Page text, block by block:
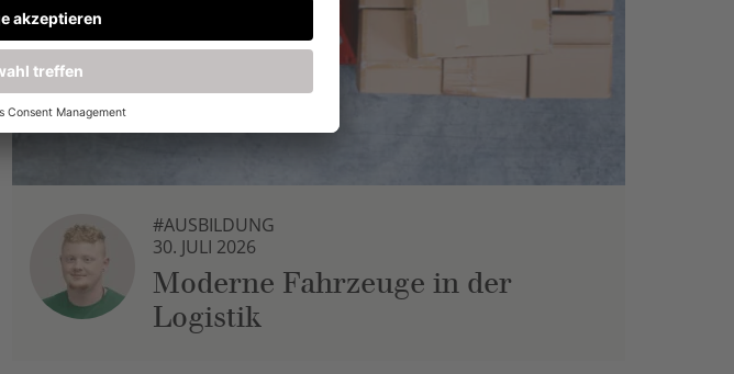
#AUSBILDUNG
30. JULI 2026
Moderne Fahrzeuge in der
Logistik